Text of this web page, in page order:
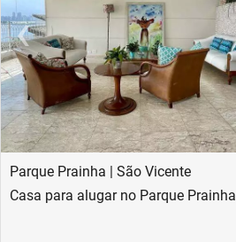
‹Previous
Parque Prainha | São Vicente
Casa para alugar no Parque Prainha